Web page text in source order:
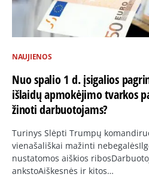
NAUJIENOS
Nuo spalio 1 d. įsigalios
išlaidų apmokėjimo tvarkos
žinoti darbuotojams?
Turinys Slėpti Trumpų
vienašališkai mažinti
nustatomos aiškios
ankstoAiškesnės ir kitos…